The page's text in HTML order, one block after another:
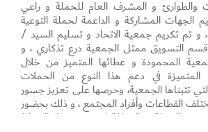
والطوارئ و المشرف العام للحملة و راعي
المشاركة و الداعمة لحملة التوعية
، و تم تكريم جمعية الاتحاد و تسليم السيد /
التسويق ممثل الجمعية درع تذكاري ، و
المحمودة و عطائها المتميز من خلال
المتميزة في دعم هذا النوع من الحملات
تتبناها الجمعية، وحرصها على تعزيز جسور
القطاعات وأفراد المجتمع ، و ذلك بحضور
الحملة ، بالإضافة لعدد من كبار الضباط